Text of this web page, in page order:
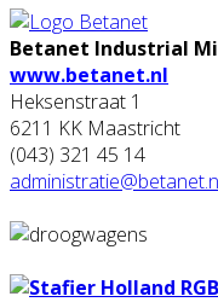
Betanet Industrial
www.betanet.nl
Heksenstraat 1
6211 KK Maastricht
(043) 321 45 14